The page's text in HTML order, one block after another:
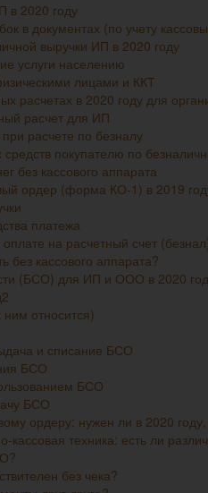
в 2020 году
в документах (по учету
выручки ИП в 2020 году
услуги населению
лицами и ККТ
расчетах в 2020 году для
расчет для ИП
расчете по безналу
покупателю по
без кассового аппарата
ордер (форма КО-1) в 2019
платежа
на расчетный счет
без кассового аппарата?
(БСО) для ИП и ООО в 2020
относится)
и списание БСО
БСО
БСО
БСО
ордеру: нужен ли в 2020
кассовая техника: есть ли
без чека?